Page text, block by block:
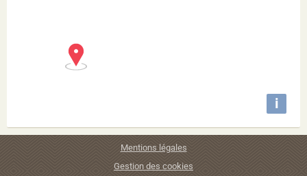
i
Mentions légales
Gestion des cookies